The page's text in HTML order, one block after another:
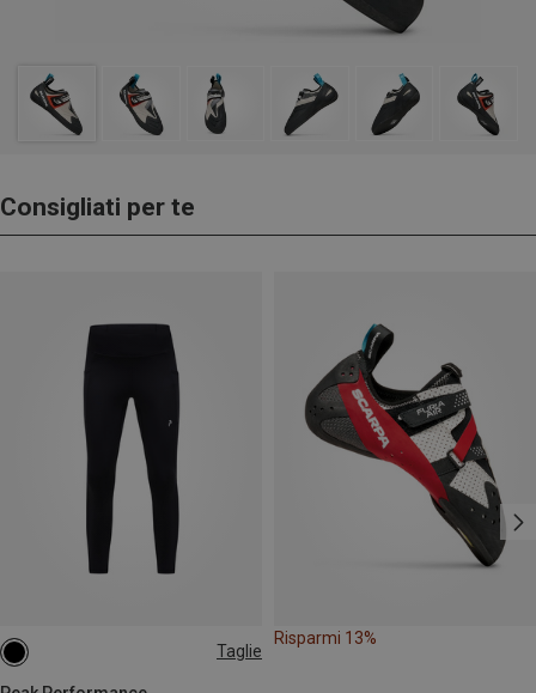
Consigliati per te
Taglie
XS
Risparmi 13%